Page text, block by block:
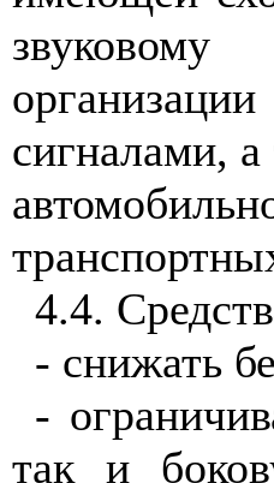
сигналами,
4.4.
- снижать
-
так и